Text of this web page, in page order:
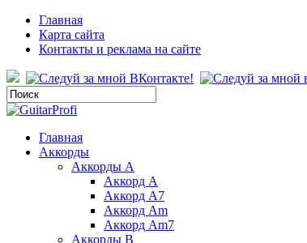
Главная
Карта сайта
Контакты и реклама на сайте
Главная
Аккорды
Аккорды A
Аккорд A
Аккорд A7
Аккорд Am
Аккорд Am7
Аккорды B